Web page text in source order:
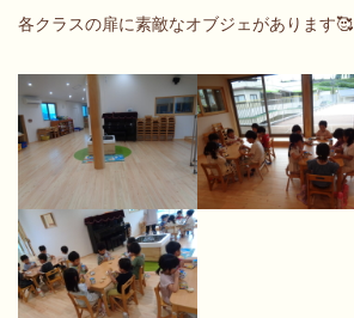
各クラスの扉に素敵なオブジェがあります🥰